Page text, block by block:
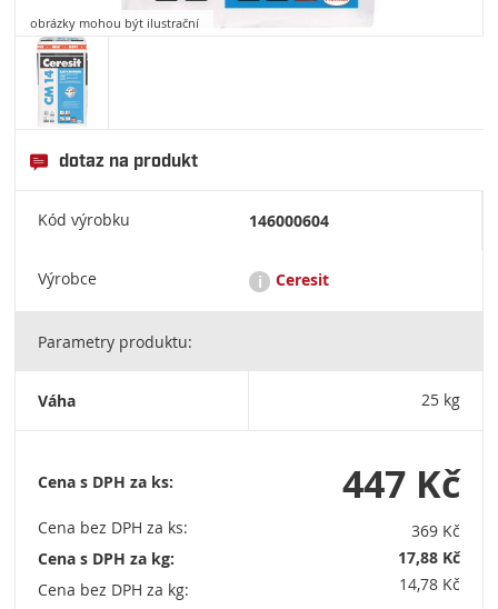
obrázky mohou být ilustrační
dotaz na produkt
Kód výrobku 146000604
Výrobce i Ceresit
Ceresit je renomovaná značka stavební chemie, která nabízí
svou kvalitu a inovativní řešení ve stavebnictví. HENKEL ČR,
Parametry produktu:
Váha 25 kg
Cena s DPH za ks:
Cena bez DPH za ks:
Cena s DPH za kg:
Cena bez DPH za kg:
447 Kč
369 Kč
17,88 Kč
14,78 Kč